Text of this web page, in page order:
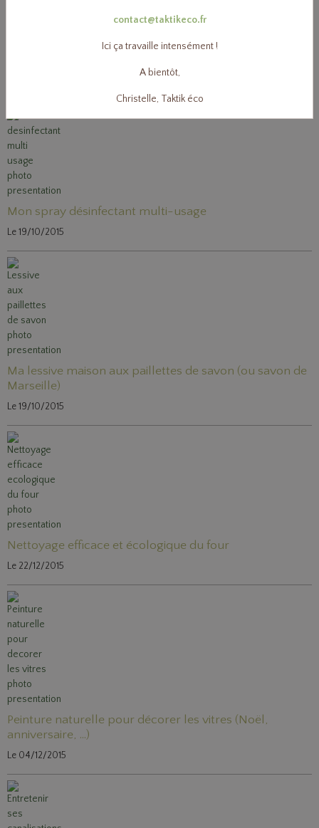
Mon spray désinfectant multi-usage
Le 19/10/2015
Ma lessive maison aux paillettes de savon (ou savon de
Marseille)
Le 19/10/2015
Nettoyage efficace et écologique du four
Le 22/12/2015
Peinture naturelle pour décorer les vitres (Noël,
anniversaire, ...)
Le 04/12/2015
contact@taktikeco.fr
Ici ça travaille intensément !
A bientôt,
Christelle, Taktik éco